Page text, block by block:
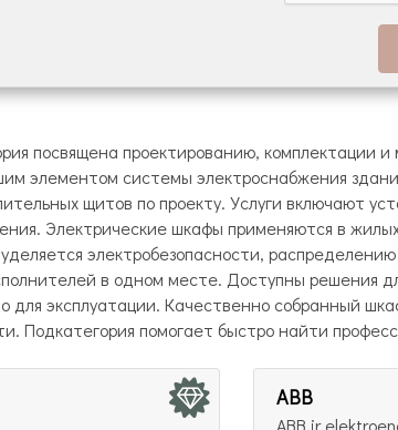
посвящена проектированию, комплектации
элементом системы электроснабжения
щитов по проекту. Услуги включают
Электрические шкафы применяются в
электробезопасности,
в одном месте. Доступны решения
для эксплуатации. Качественно собранный
Подкатегория помогает быстро найти
ABB
ABB ir